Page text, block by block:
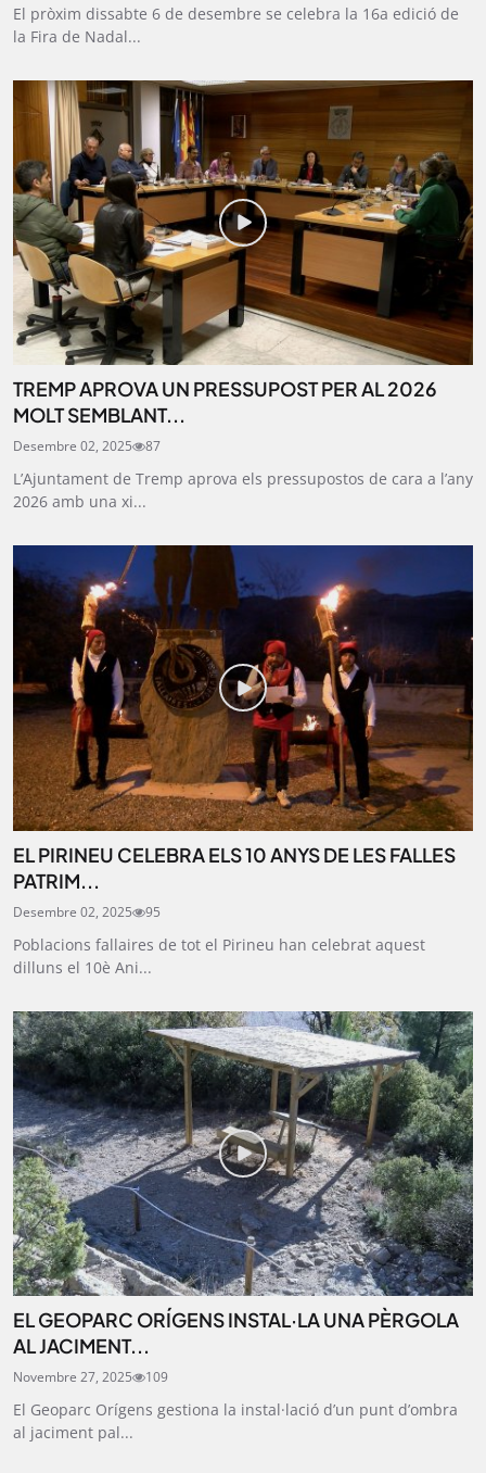
El pròxim dissabte 6 de desembre se celebra la 16a edició de
la Fira de Nadal...
TREMP APROVA UN PRESSUPOST PER AL 2026
MOLT SEMBLANT...
Desembre 02, 2025 87
L’Ajuntament de Tremp aprova els pressupostos de cara a l’any
2026 amb una xi...
EL PIRINEU CELEBRA ELS 10 ANYS DE LES FALLES
PATRIM...
Desembre 02, 2025 95
Poblacions fallaires de tot el Pirineu han celebrat aquest
dilluns el 10è Ani...
EL GEOPARC ORÍGENS INSTAL·LA UNA PÈRGOLA
AL JACIMENT...
Novembre 27, 2025 109
El Geoparc Orígens gestiona la instal·lació d’un punt d’ombra
al jaciment pal...